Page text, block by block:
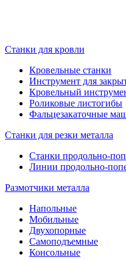
Станки для кровли
Кровельные станки
Инструмент для
Кровельный
Роликовые листогибы
Фальцезакаточные
Станки для резки металла
Станки продольно-
Линии продольно-
Размотчики металла
Напольные
Мобильные
Двухопорные
Самоподъемные
Консольные